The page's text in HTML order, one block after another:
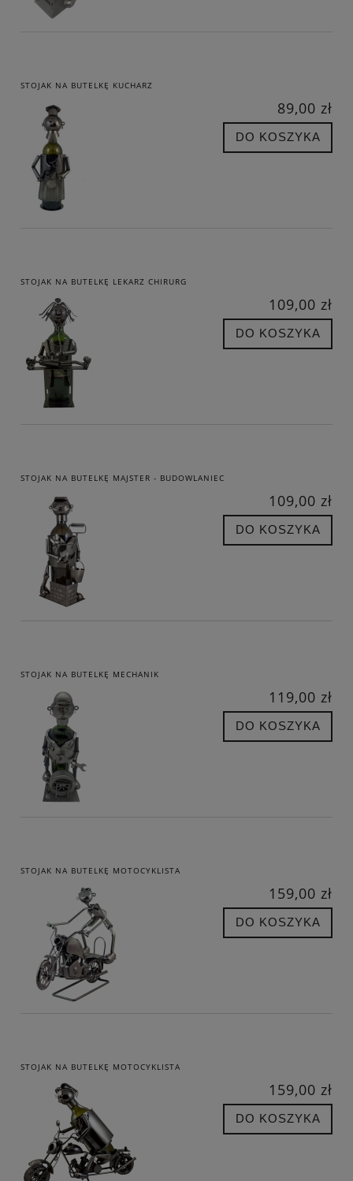
STOJAK NA BUTELKĘ KUCHARZ
89,00 zł
DO KOSZYKA
STOJAK NA BUTELKĘ LEKARZ CHIRURG
109,00 zł
DO KOSZYKA
STOJAK NA BUTELKĘ MAJSTER - BUDOWLANIEC
109,00 zł
DO KOSZYKA
STOJAK NA BUTELKĘ MECHANIK
119,00 zł
DO KOSZYKA
STOJAK NA BUTELKĘ MOTOCYKLISTA
159,00 zł
DO KOSZYKA
STOJAK NA BUTELKĘ MOTOCYKLISTA
159,00 zł
DO KOSZYKA